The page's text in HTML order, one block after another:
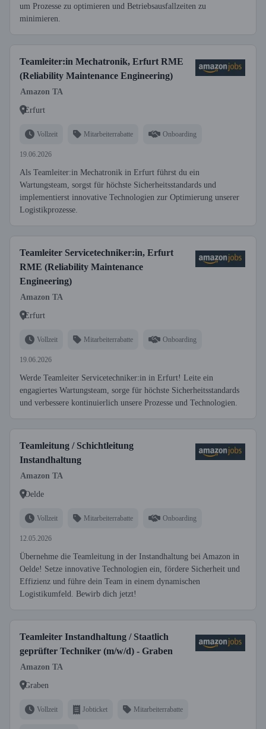
um Prozesse zu optimieren und Betriebsausfallzeiten zu
minimieren.
Teamleiter:in Mechatronik, Erfurt RME
(Reliability Maintenance Engineering)
Amazon TA
Erfurt
Vollzeit Mitarbeiterrabatte Onboarding
19.06.2026
Als Teamleiter:in Mechatronik in Erfurt führst du ein
Wartungsteam, sorgst für höchste Sicherheitsstandards und
implementierst innovative Technologien zur Optimierung unserer
Logistikprozesse.
Teamleiter Servicetechniker:in, Erfurt
RME (Reliability Maintenance
Engineering)
Amazon TA
Erfurt
Vollzeit Mitarbeiterrabatte Onboarding
19.06.2026
Werde Teamleiter Servicetechniker:in in Erfurt! Leite ein
engagiertes Wartungsteam, sorge für höchste Sicherheitsstandards
und verbessere kontinuierlich unsere Prozesse und Technologien.
Teamleitung / Schichtleitung
Instandhaltung
Amazon TA
Oelde
Vollzeit Mitarbeiterrabatte Onboarding
12.05.2026
Übernehme die Teamleitung in der Instandhaltung bei Amazon in
Oelde! Setze innovative Technologien ein, fördere Sicherheit und
Effizienz und führe dein Team in einem dynamischen
Logistikumfeld. Bewirb dich jetzt!
Teamleiter Instandhaltung / Staatlich
geprüfter Techniker (m/w/d) - Graben
Amazon TA
Graben
Vollzeit Jobticket Mitarbeiterrabatte